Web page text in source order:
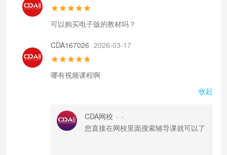
可以购买电子版的教材吗？
CDA167026 2026-03-17
哪有视频课程啊
收起
CDA网校 • -
您直接在网校里面搜索辅导课就可以了